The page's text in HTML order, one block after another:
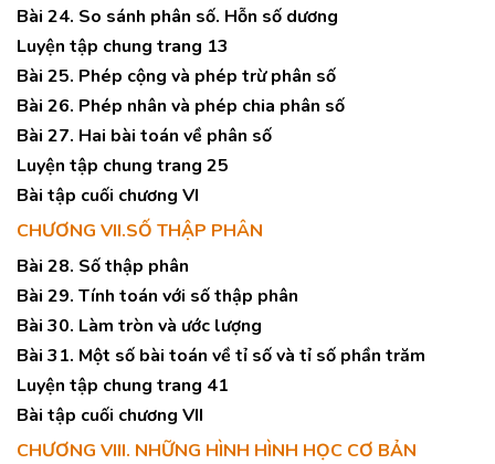
Bài 24. So sánh phân số. Hỗn số dương
Luyện tập chung trang 13
Bài 25. Phép cộng và phép trừ phân số
Bài 26. Phép nhân và phép chia phân số
Bài 27. Hai bài toán về phân số
Luyện tập chung trang 25
Bài tập cuối chương VI
CHƯƠNG VII.SỐ THẬP PHÂN
Bài 28. Số thập phân
Bài 29. Tính toán với số thập phân
Bài 30. Làm tròn và ước lượng
Bài 31. Một số bài toán về tỉ số và tỉ số phần trăm
Luyện tập chung trang 41
Bài tập cuối chương VII
CHƯƠNG VIII. NHỮNG HÌNH HÌNH HỌC CƠ BẢN